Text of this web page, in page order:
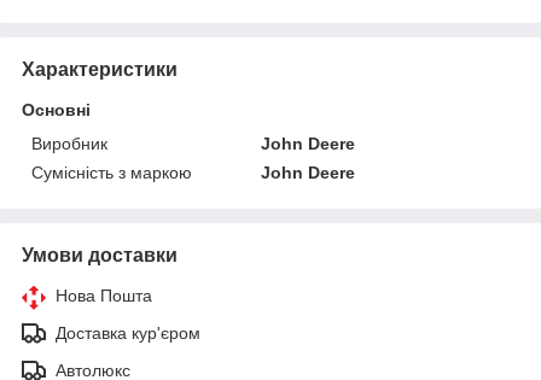
Характеристики
Основні
Виробник
John Deere
Сумісність з маркою
John Deere
Умови доставки
Нова Пошта
Доставка кур'єром
Автолюкс